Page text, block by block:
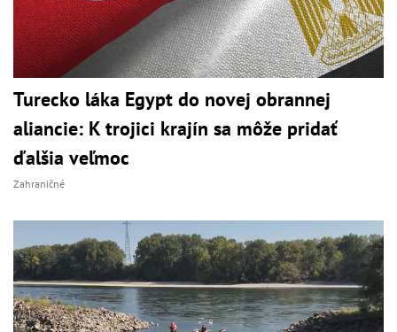
Turecko láka Egypt do novej obrannej
aliancie: K trojici krajín sa môže pridať
ďalšia veľmoc
Zahraničné